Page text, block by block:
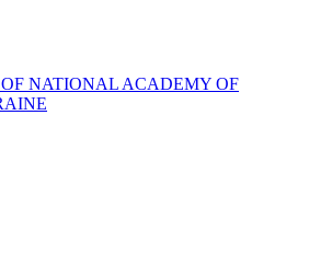
NATIONAL ACADEMY OF